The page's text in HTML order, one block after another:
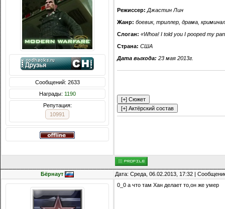
Сообщений: 2633
Награды: 1190
Репутация:
10991
Режиссер: Джастин Лин
Жанр: боевик, триллер, драма,
Слоган: «Whoa! I told you I pooped my
Страна: США
Дата выхода: 23 мая 2013г.
Бёрнаут Дата: Среда, 06.02.2013, 17:32 |
0_0 а что там Хан делает то,он же умер